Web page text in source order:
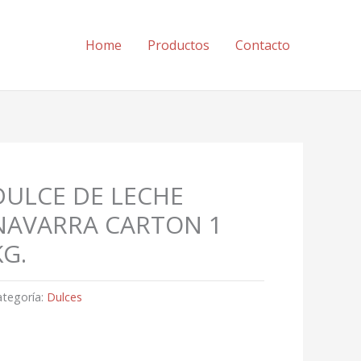
Home Productos Contacto
DE LECHE
CARTON 1
Dulces